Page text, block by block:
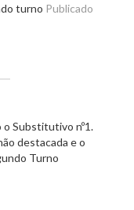
turno Publicado
Substitutivo nº1.
destacada e o
Turno